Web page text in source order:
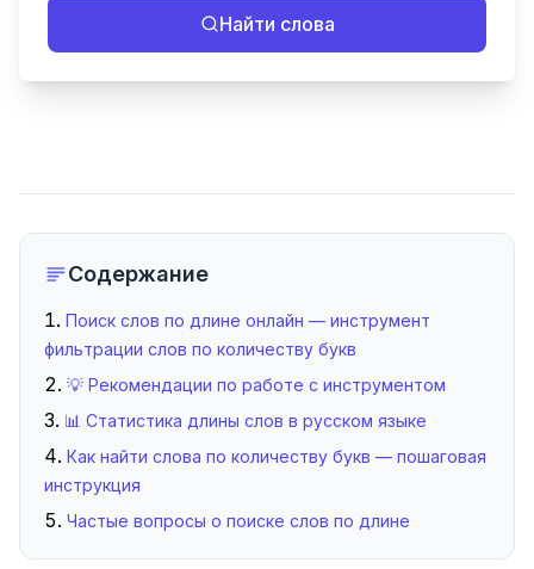
Найти слова
Содержание
Поиск слов по длине онлайн — инструмент
фильтрации слов по количеству букв
💡 Рекомендации по работе с инструментом
📊 Статистика длины слов в русском языке
Как найти слова по количеству букв — пошаговая
инструкция
Частые вопросы о поиске слов по длине